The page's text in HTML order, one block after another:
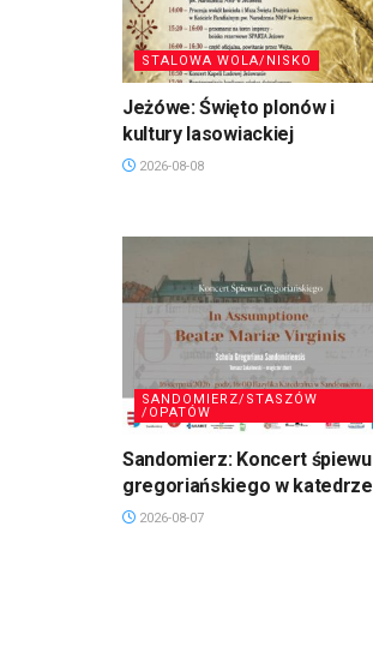
STALOWA WOLA/NISKO
Jeżówe: Święto plonów i
kultury lasowiackiej
2026-08-08
SANDOMIERZ/STASZÓW
/OPATÓW
Sandomierz: Koncert śpiewu
gregoriańskiego w katedrze
2026-08-07